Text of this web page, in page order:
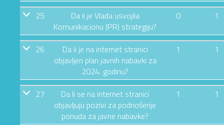
25
Da li je Vlada usvojila
Komunikacionu (PR) strategiju?
0 1
26
Da li je na internet stranici
objavljen plan javnih nabavki za
2024. godinu?
1 1
27
Da li se na internet stranici
objavljuju pozivi za podnošenje
ponuda za javne nabavke?
1 1